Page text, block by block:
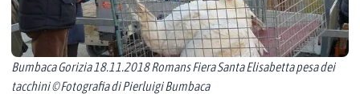
Bumbaca Gorizia 18.11.2018 Romans Fiera Santa Elisabetta pesa dei
tacchini © Fotografia di Pierluigi Bumbaca